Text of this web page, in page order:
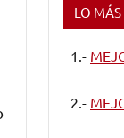
LO
1.-
2.-